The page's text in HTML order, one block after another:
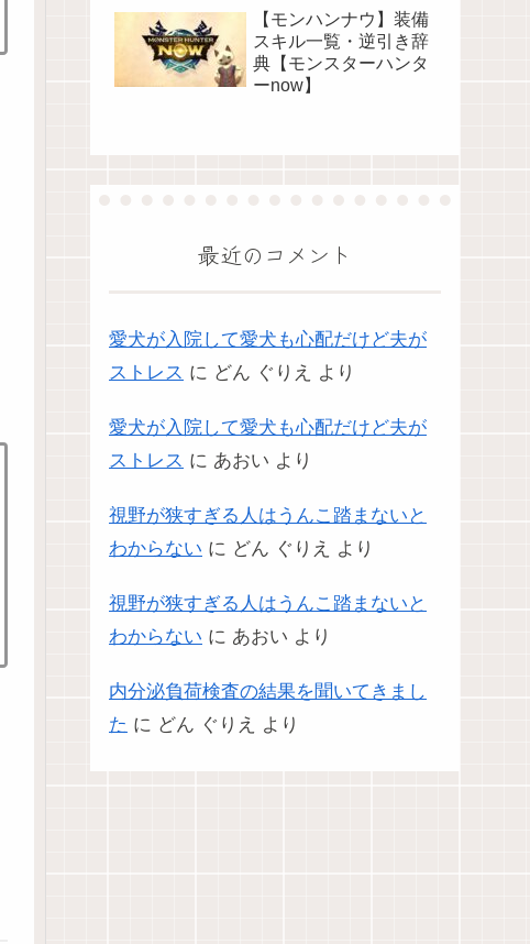
【モンハンナウ】装備
スキル一覧・逆引き辞
典【モンスターハンタ
ーnow】
最近のコメント
愛犬が入院して愛犬も心配だけど夫が
ストレス に どん ぐりえ より
愛犬が入院して愛犬も心配だけど夫が
ストレス に あおい より
視野が狭すぎる人はうんこ踏まないと
わからない に どん ぐりえ より
視野が狭すぎる人はうんこ踏まないと
わからない に あおい より
内分泌負荷検査の結果を聞いてきまし
た に どん ぐりえ より